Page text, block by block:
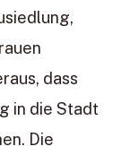
dass
in die Stadt
Die